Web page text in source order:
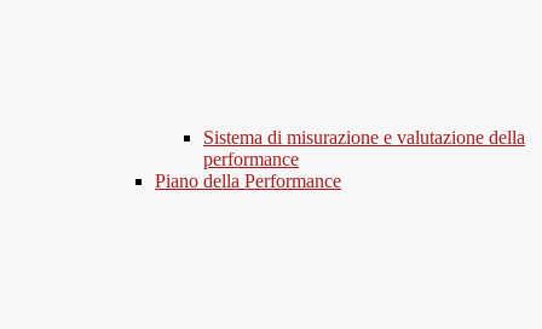
Sistema di misurazione e valutazione della
performance
Piano della Performance